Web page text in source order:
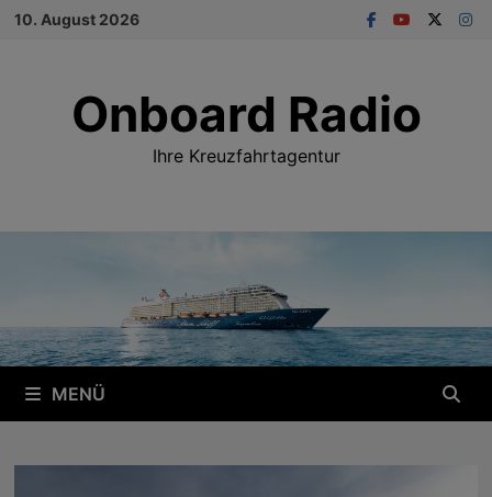
Zum10. August 2026
Onboard Radio
Ihre Kreuzfahrtagentur
MENÜ